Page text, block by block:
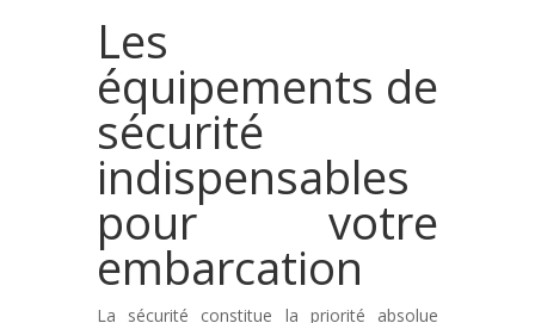
Les
équipements de
sécurité
indispensables
pour votre
embarcation
La sécurité constitue la priorité absolue